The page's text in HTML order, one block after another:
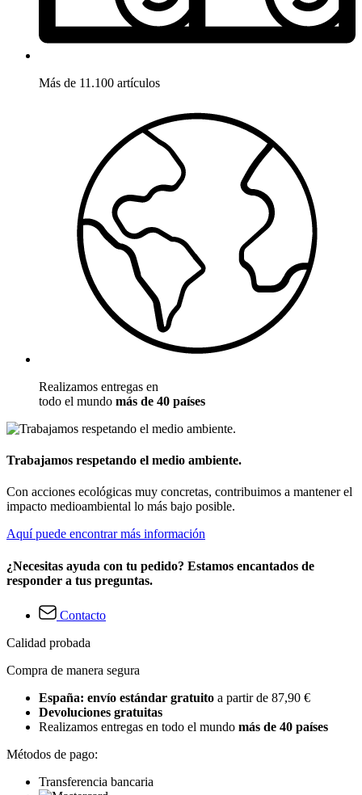
Más de 11.100 artículos
Realizamos entregas en
todo el mundo más de 40 países
Trabajamos respetando el medio ambiente.
Con acciones ecológicas muy concretas, contribuimos a mantener el
impacto medioambiental lo más bajo posible.
Aquí puede encontrar más información
¿Necesitas ayuda con tu pedido? Estamos encantados de
responder a tus preguntas.
Contacto
Calidad probada
Compra de manera segura
España: envío estándar gratuito a partir de 87,90 €
Devoluciones gratuitas
Realizamos entregas en todo el mundo más de 40 países
Métodos de pago:
Transferencia bancaria